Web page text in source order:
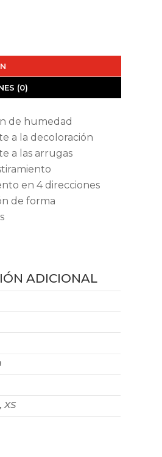
(0)
de humedad
a la decoloración
a las arrugas
en 4 direcciones
de forma
ADICIONAL
XS